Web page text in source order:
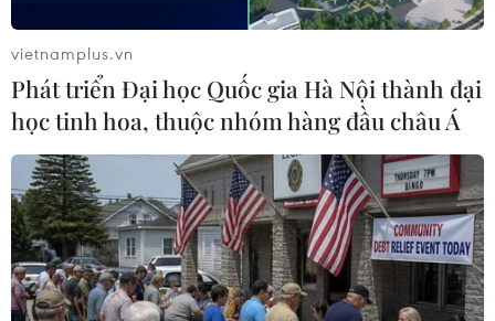
TIN CÙNG CHUYÊN MỤC
Thành phố Hồ Chí Minh bắn pháo
hoa tại 7 điểm chào mừng 81 năm
Quốc khánh
10/08/2026 12:00
vietnamplus.vn
Phát triển Đại học Quốc gia Hà Nội thành đại
học tinh hoa, thuộc nhóm hàng đầu châu Á